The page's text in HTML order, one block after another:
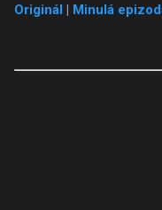
Originál | Minulá